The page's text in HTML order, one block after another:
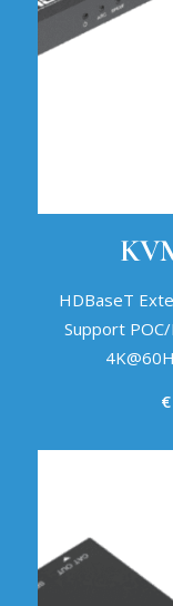
HDBaseT
Support
€